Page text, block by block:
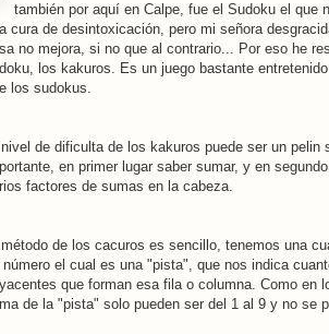
también por aquí en Calpe, fue el Sudoku el que
cura de desintoxicación, pero mi señora
no mejora, si no que al contrario... Por eso he
los kakuros. Es un juego bastante
los sudokus.
de dificulta de los kakuros puede ser un pelin
en primer lugar saber sumar, y en
factores de sumas en la cabeza.
de los cacuros es sencillo, tenemos una
número el cual es una "pista", que nos indica
que forman esa fila o columna. Como en
de la "pista" solo pueden ser del 1 al 9 y no se